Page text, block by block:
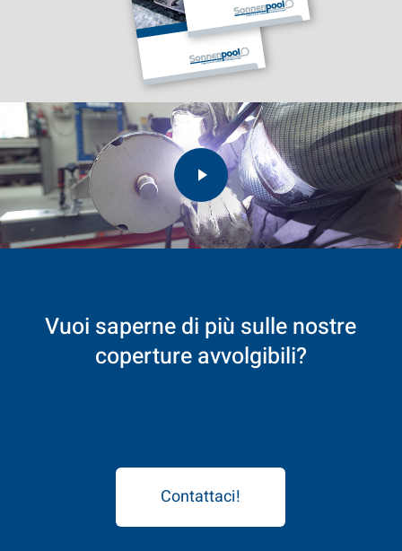
Video
Play Video
Vuoi sapernedi più sullenostre
copertureavvolgibili?
Contattaci!